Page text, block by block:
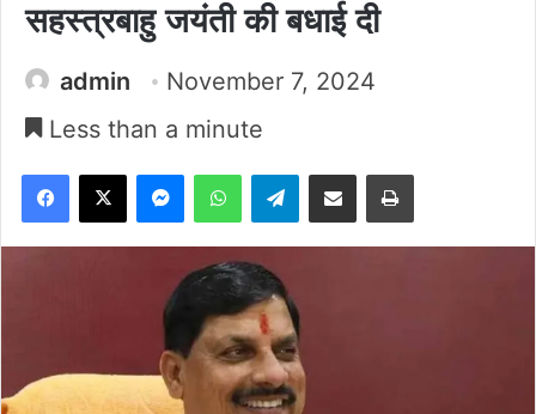
सहस्त्रबाहु जयंती की बधाई दी
admin
November 7, 2024
Less than a minute
Facebook
X MessengerWhatsAppTelegramShare via Email Print